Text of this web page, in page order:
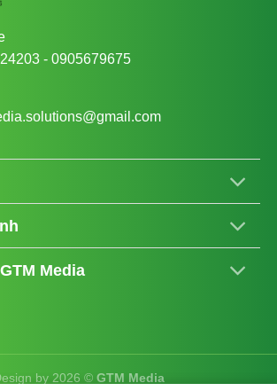
- 0905679675
Media
by 2026 © GTM Media